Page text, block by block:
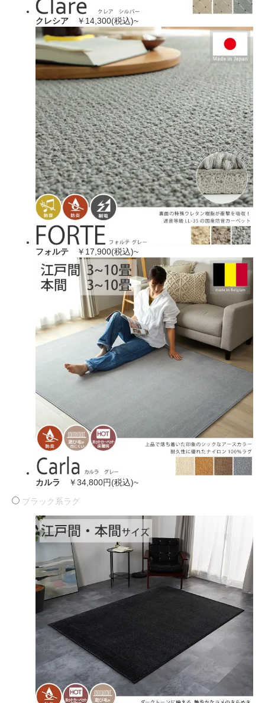
クレシア ￥14,300(税込)~
フォルテ ￥17,900(税込)~
カルラ
￥34,800円(税込)~
ブラック系ラグ